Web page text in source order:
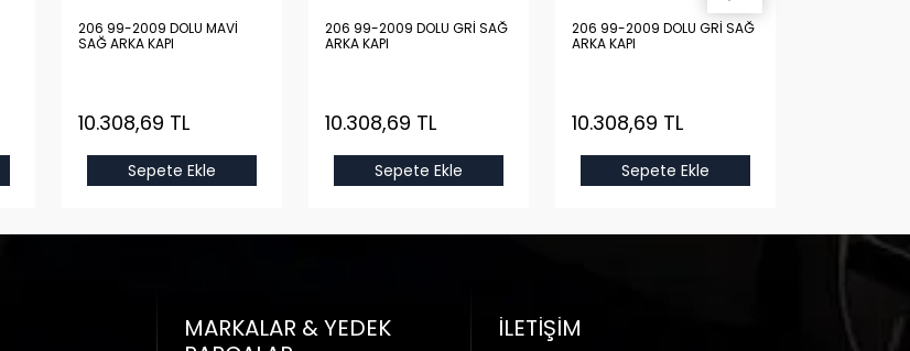
206 99-2009 DOLU MAVİ
SAĞ ARKA KAPI
10.308,69 TL
Sepete Ekle
206 99-2009 DOLU GRİ SAĞ
ARKA KAPI
10.308,69 TL
Sepete Ekle
206 99-2009 DOLU GRİ SAĞ
ARKA KAPI
10.308,69 TL
Sepete Ekle
MARKALAR & YEDEK
İLETIŞIM